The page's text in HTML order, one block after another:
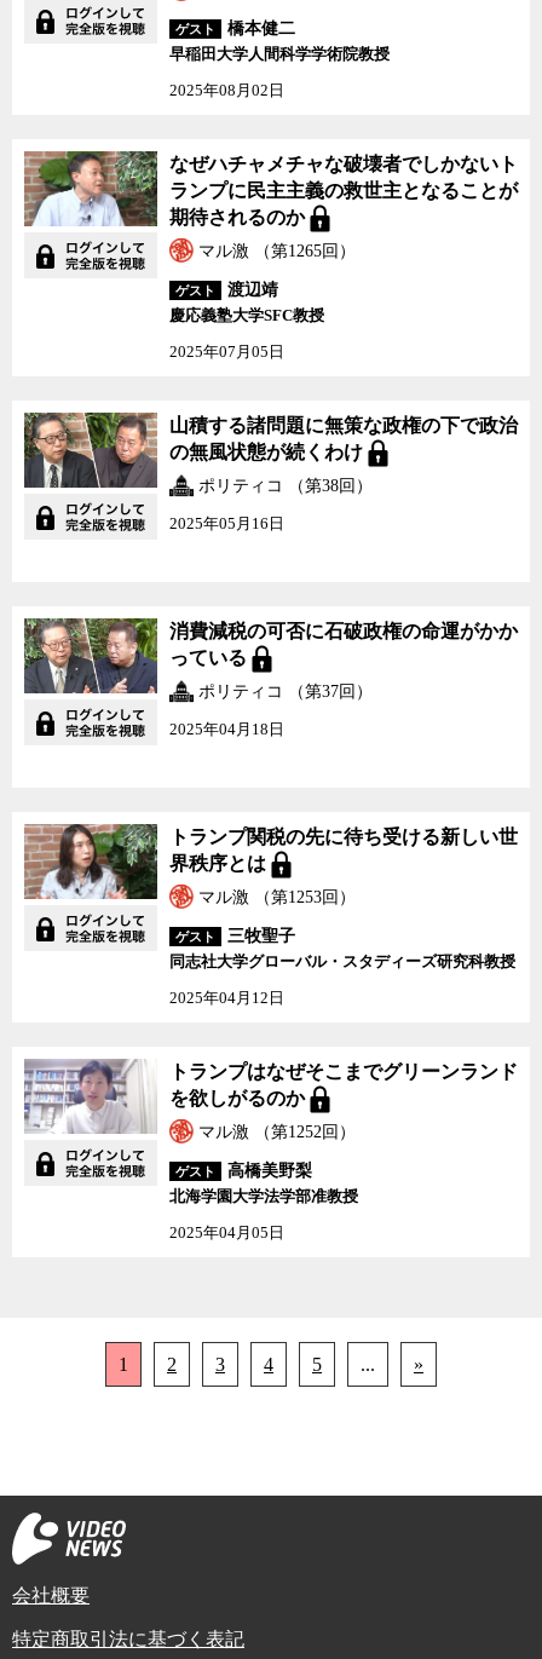
ゲスト
橋本健二
早稲田大学人間科学学術院教授
2025年08月02日
なぜハチャメチャな破壊者でしかないト
ランプに民主主義の救世主となることが
期待されるのか
マル激 （第1265回）
ゲスト
渡辺靖
慶応義塾大学SFC教授
2025年07月05日
山積する諸問題に無策な政権の下で政治
の無風状態が続くわけ
ポリティコ （第38回）
2025年05月16日
消費減税の可否に石破政権の命運がかか
っている
ポリティコ （第37回）
2025年04月18日
トランプ関税の先に待ち受ける新しい世
界秩序とは
マル激 （第1253回）
ゲスト
三牧聖子
同志社大学グローバル・スタディーズ研究科教授
2025年04月12日
トランプはなぜそこまでグリーンランド
を欲しがるのか
マル激 （第1252回）
ゲスト
高橋美野梨
北海学園大学法学部准教授
2025年04月05日
1 2 3 4 5 ... »
会社概要
特定商取引法に基づく表記